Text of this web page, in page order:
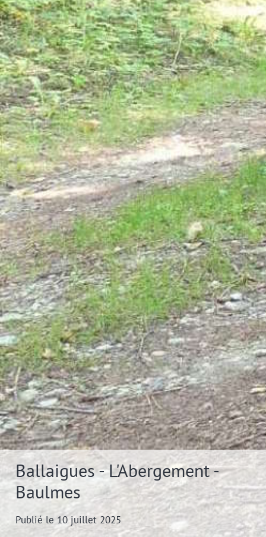
Ballaigues - L'Abergement -
Baulmes
Publié le 10 juillet 2025